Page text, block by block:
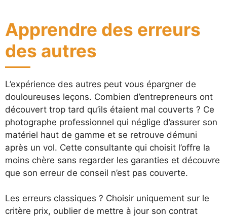
Apprendre des erreurs
des autres
L’expérience des autres peut vous épargner de
douloureuses leçons. Combien d’entrepreneurs ont
découvert trop tard qu’ils étaient mal couverts ? Ce
photographe professionnel qui néglige d’assurer son
matériel haut de gamme et se retrouve démuni
après un vol. Cette consultante qui choisit l’offre la
moins chère sans regarder les garanties et découvre
que son erreur de conseil n’est pas couverte.
Les erreurs classiques ? Choisir uniquement sur le
critère prix, oublier de mettre à jour son contrat